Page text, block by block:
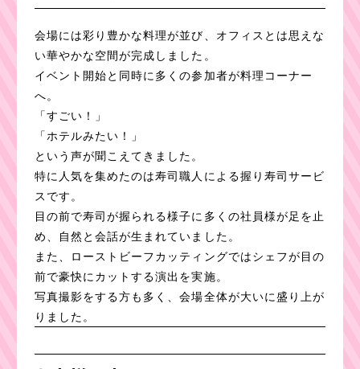
会場には彩り豊かな料理が並び、オフィスとは思えな
い華やかな空間が完成しました。
イベント開始と同時に多くの参加者が料理コーナー
へ。
「すごい！」
「ホテルみたい！」
という声が聞こえてきました。
特に人気を集めたのは寿司職人による握り寿司サービ
スです。
目の前で寿司が握られる様子に多くの社員様が足を止
め、自然と会話が生まれていました。
また、ローストビーフカッティングではシェフが目の
前で豪快にカットする演出を実施。
写真撮影をする方も多く、会場全体が大いに盛り上が
りました。